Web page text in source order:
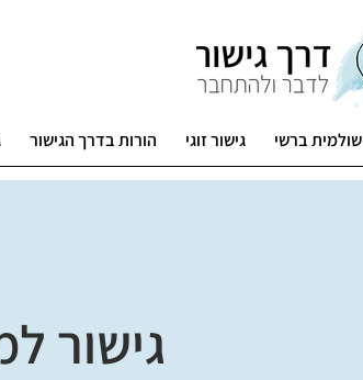
שולמית ברשי גישור זוגי הורות בדרך הגישור
גישור